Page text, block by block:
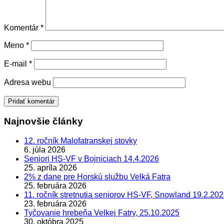
Komentár *
Meno *
E-mail *
Adresa webu
Najnovšie články
12. ročník Malofatranskej stovky
6. júla 2026
Seniori HS-VF v Bojniciach 14.4.2026
25. apríla 2026
2% z dane pre Horskú službu Velká Fatra
25. februára 2026
11. ročník stretnutia seniorov HS-VF, Snowland
23. februára 2026
Tyčovanie hrebeňa Velkej Fatry, 25.10.2025
30. októbra 2025